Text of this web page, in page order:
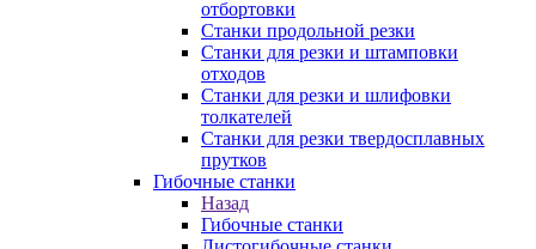
отбортовки
Станки продольной резки
Станки для резки и штамповки
отходов
Станки для резки и шлифовки
толкателей
Станки для резки твердосплавных
прутков
Гибочные станки
Назад
Гибочные станки